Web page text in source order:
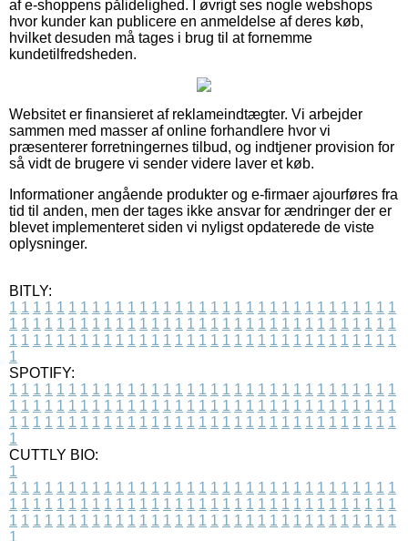
af e-shoppens pålidelighed. I øvrigt ses nogle webshops
hvor kunder kan publicere en anmeldelse af deres køb,
hvilket desuden må tages i brug til at fornemme
kundetilfredsheden.
Websitet er finansieret af reklameindtægter. Vi arbejder
sammen med masser af online forhandlere hvor vi
præsenterer forretningernes tilbud, og indtjener provision for
så vidt de brugere vi sender videre laver et køb.
Informationer angående produkter og e-firmaer ajourføres fra
tid til anden, men der tages ikke ansvar for ændringer der er
blevet implementeret siden vi nyligst opdaterede de viste
oplysninger.
BITLY:
1 1 1 1 1 1 1 1 1 1 1 1 1 1 1 1 1 1 1 1 1 1 1 1 1 1 1 1 1 1 1 1 1
1 1 1 1 1 1 1 1 1 1 1 1 1 1 1 1 1 1 1 1 1 1 1 1 1 1 1 1 1 1 1 1 1
1 1 1 1 1 1 1 1 1 1 1 1 1 1 1 1 1 1 1 1 1 1 1 1 1 1 1 1 1 1 1 1 1
1
SPOTIFY:
1 1 1 1 1 1 1 1 1 1 1 1 1 1 1 1 1 1 1 1 1 1 1 1 1 1 1 1 1 1 1 1 1
1 1 1 1 1 1 1 1 1 1 1 1 1 1 1 1 1 1 1 1 1 1 1 1 1 1 1 1 1 1 1 1 1
1 1 1 1 1 1 1 1 1 1 1 1 1 1 1 1 1 1 1 1 1 1 1 1 1 1 1 1 1 1 1 1 1
1
CUTTLY BIO:
1
1 1 1 1 1 1 1 1 1 1 1 1 1 1 1 1 1 1 1 1 1 1 1 1 1 1 1 1 1 1 1 1 1
1 1 1 1 1 1 1 1 1 1 1 1 1 1 1 1 1 1 1 1 1 1 1 1 1 1 1 1 1 1 1 1 1
1 1 1 1 1 1 1 1 1 1 1 1 1 1 1 1 1 1 1 1 1 1 1 1 1 1 1 1 1 1 1 1 1
1